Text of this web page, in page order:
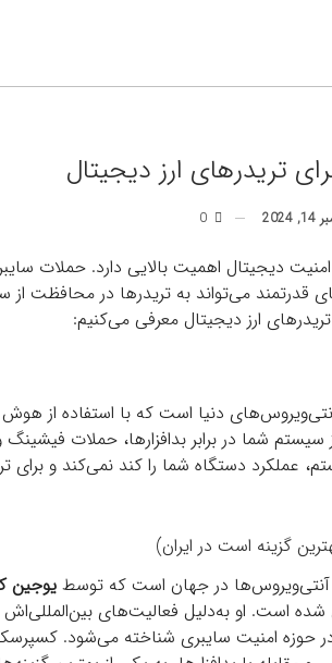
تریدرهای ارز دیجیتال
دیجیتال اهمیت بالایی دارد. حملات
قدرتمند می‌تواند به تریدرها در محافظت
ارز دیجیتال معرفی می‌کنیم:
دنیا است که با استفاده از
شما در برابر بدافزارها، حملات فیشینگ
عملکرد دستگاه شما را کند نمی‌کند و برای
آنتی‌ویروس‌ها در جهان است که توسطیوجین
شده است. او به‌دلیل فعالیت‌های
حوزه امنیت سایبری شناخته می‌شود.